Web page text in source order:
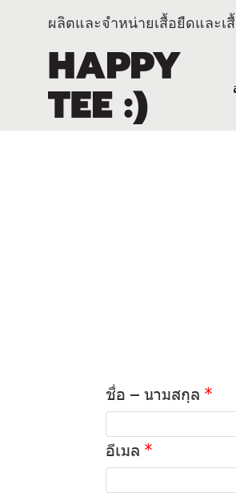
ผลิตและจำหน่ายเสื้อยืดและเ
ชื่อ – นามสกุล
อีเมล